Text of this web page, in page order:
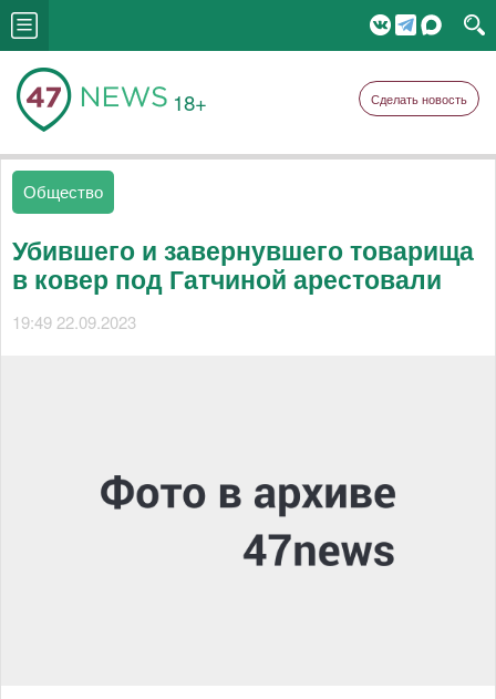
18+ Сделать новость
Общество
Убившего и завернувшего товарища
в ковер под Гатчиной арестовали
19:49 22.09.2023